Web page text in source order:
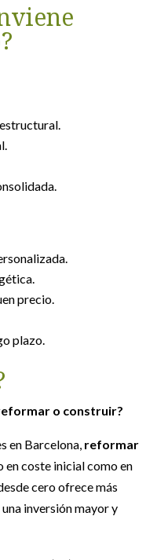
precio.
plazo.
o construir?
en Barcelona, reformar
en coste inicial como en
cero ofrece más
inversión mayor y